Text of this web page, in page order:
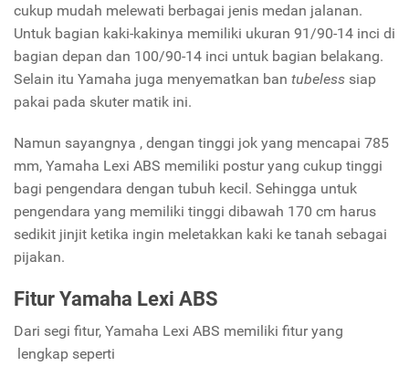
cukup mudah melewati berbagai jenis medan jalanan.
Untuk bagian kaki-kakinya memiliki ukuran 91/90-14 inci di
bagian depan dan 100/90-14 inci untuk bagian belakang.
Selain itu Yamaha juga menyematkan ban tubeless siap
pakai pada skuter matik ini.
Namun sayangnya , dengan tinggi jok yang mencapai 785
mm, Yamaha Lexi ABS memiliki postur yang cukup tinggi
bagi pengendara dengan tubuh kecil. Sehingga untuk
pengendara yang memiliki tinggi dibawah 170 cm harus
sedikit jinjit ketika ingin meletakkan kaki ke tanah sebagai
pijakan.
Fitur Yamaha Lexi ABS
Dari segi fitur, Yamaha Lexi ABS memiliki fitur yang
lengkap seperti